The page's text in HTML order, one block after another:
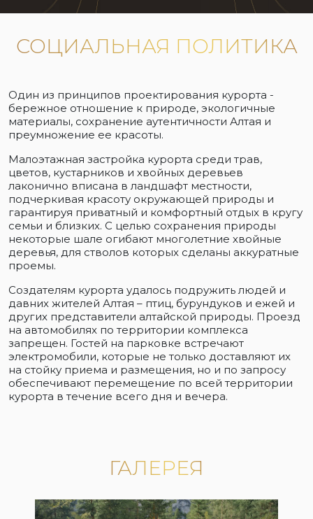
СОЦИАЛЬНАЯ ПОЛИТИКА
Один из принципов проектирования курорта -
бережное отношение к природе, экологичные
материалы, сохранение аутентичности Алтая и
преумножение ее красоты.
Малоэтажная застройка курорта среди трав,
цветов, кустарников и хвойных деревьев
лаконично вписана в ландшафт местности,
подчеркивая красоту окружающей природы и
гарантируя приватный и комфортный отдых в кругу
семьи и близких. С целью сохранения природы
некоторые шале огибают многолетние хвойные
деревья, для стволов которых сделаны аккуратные
проемы.
Создателям курорта удалось подружить людей и
давних жителей Алтая – птиц, бурундуков и ежей и
других представители алтайской природы. Проезд
на автомобилях по территории комплекса
запрещен. Гостей на парковке встречают
электромобили, которые не только доставляют их
на стойку приема и размещения, но и по запросу
обеспечивают перемещение по всей территории
курорта в течение всего дня и вечера.
ГАЛЕРЕЯ